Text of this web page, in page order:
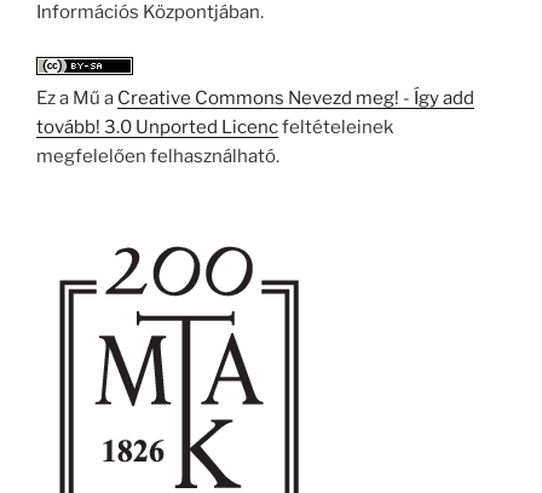
Információs Központjában.
Ez a Mű a Creative Commons Nevezd meg! - Így add
tovább! 3.0 Unported Licencfeltételeinek
megfelelően felhasználható.